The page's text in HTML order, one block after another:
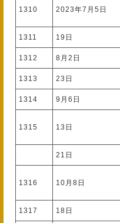
1310 2023年7月5日
1311 19日
1312 8月2日
1313 23日
1314 9月6日
1315 13日
21日
1316 10月8日
1317 18日